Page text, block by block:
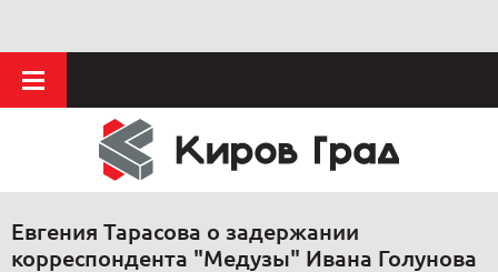
Евгения Тарасова о задержании
корреспондента "Медузы" Ивана Голунова